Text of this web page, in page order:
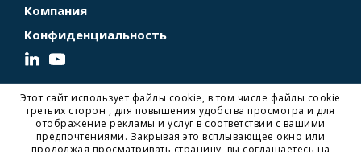
Компания
Конфиденциальность
© 2026 Gambarotta Gschwendt | Advanced Conveyor Technology | P. IVA
IT01716450224
Designed and Developed by Noonic
Этот сайт использует файлы cookie, в том числе файлы cookie
третьих сторон , для повышения удобства просмотра и для
отображение рекламы и услуг в соответствии с вашими
предпочтениями. Закрывая это всплывающее окно или
продолжая просматривать страницу, вы соглашаетесь на